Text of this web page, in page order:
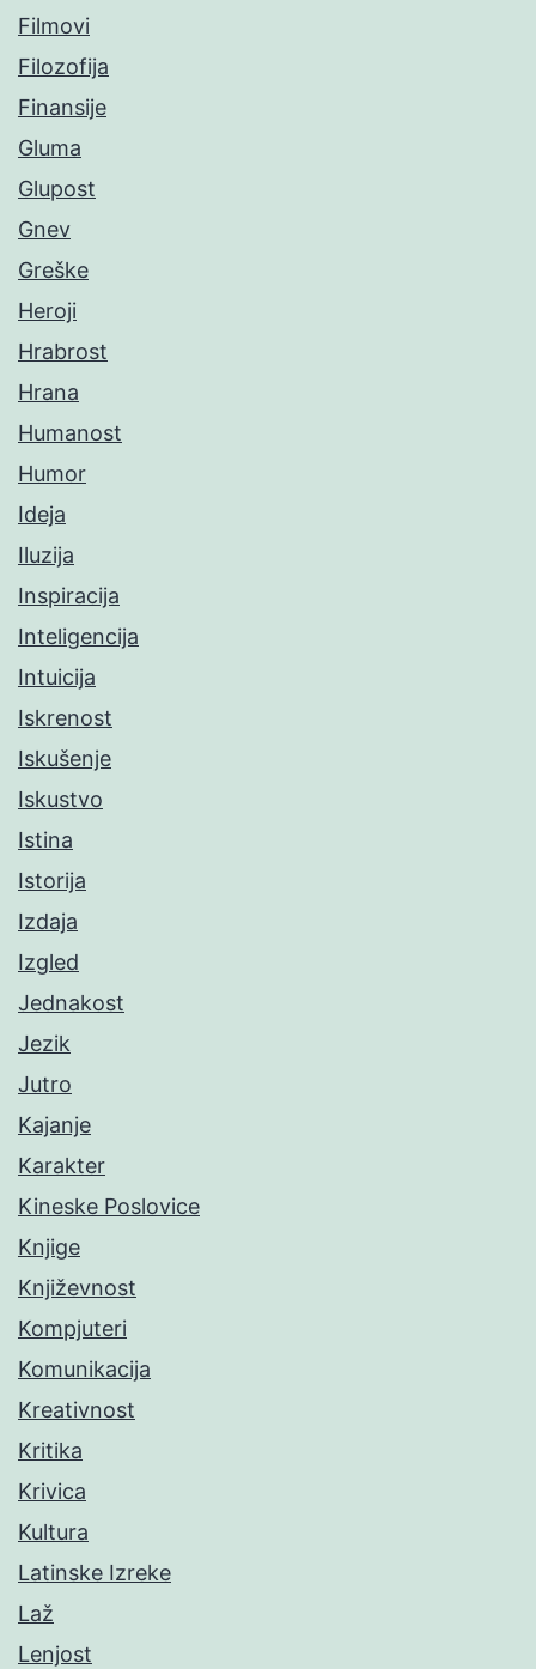
Filmovi
Filozofija
Finansije
Gluma
Glupost
Gnev
Greške
Heroji
Hrabrost
Hrana
Humanost
Humor
Ideja
Iluzija
Inspiracija
Inteligencija
Intuicija
Iskrenost
Iskušenje
Iskustvo
Istina
Istorija
Izdaja
Izgled
Jednakost
Jezik
Jutro
Kajanje
Karakter
Kineske Poslovice
Knjige
Književnost
Kompjuteri
Komunikacija
Kreativnost
Kritika
Krivica
Kultura
Latinske Izreke
Laž
Lenjost